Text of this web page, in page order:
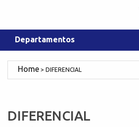
Departamentos
DIFERENCIAL
DIFERENCIAL